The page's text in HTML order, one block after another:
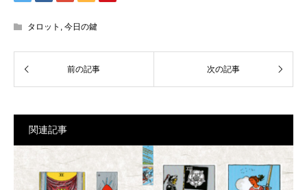
タロット , 今日の鍵
関連記事